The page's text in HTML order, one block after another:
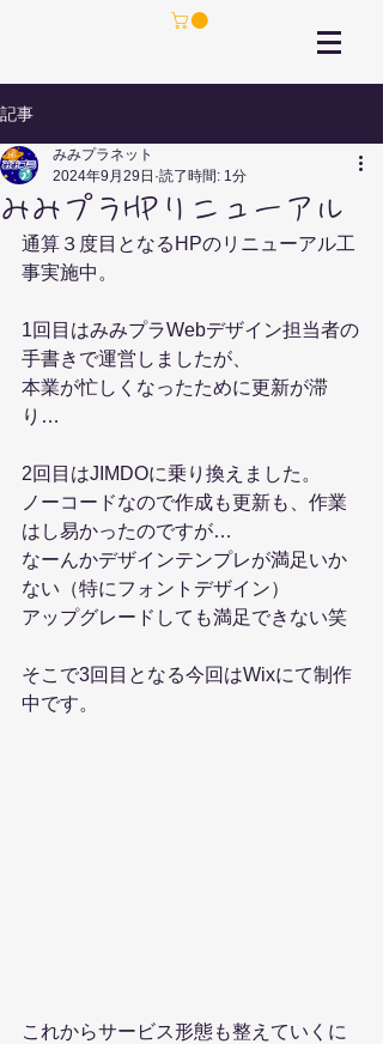
記事
みみプラHPリニューアル
みみプラネット
2024年9月29日 読了時間: 1分
通算３度目となるHPのリニューアル工
事実施中。
1回目はみみプラWebデザイン担当者の
手書きで運営しましたが、
本業が忙しくなったために更新が滞
り…
2回目はJIMDOに乗り換えました。
ノーコードなので作成も更新も、作業
はし易かったのですが…
なーんかデザインテンプレが満足いか
ない（特にフォントデザイン）
アップグレードしても満足できない笑
そこで3回目となる今回はWixにて制作
中です。
これからサービス形態も整えていくに